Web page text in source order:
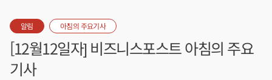
알림 아침의 주요기사
[12월12일자] 비즈니스포스트 아침의 주요
기사